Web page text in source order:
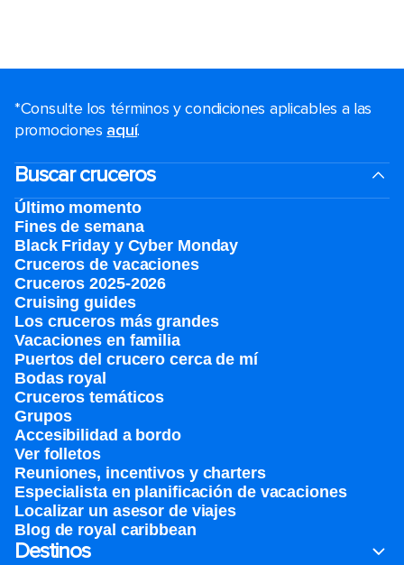
*Consulte los términos y condiciones aplicables a las
promociones aquí.
Buscar cruceros
Último momento
Fines de semana
Black Friday y Cyber Monday
Cruceros de vacaciones
Cruceros 2025-2026
Cruising guides
Los cruceros más grandes
Vacaciones en familia
Puertos del crucero cerca de mí
Bodas royal
Cruceros temáticos
Grupos
Accesibilidad a bordo
Ver folletos
Reuniones, incentivos y charters​
Especialista en planificación de vacaciones
Localizar un asesor de viajes
Blog de royal caribbean
Destinos